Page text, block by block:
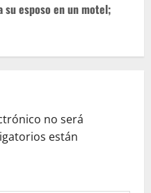
su esposo en un motel;
no será
están